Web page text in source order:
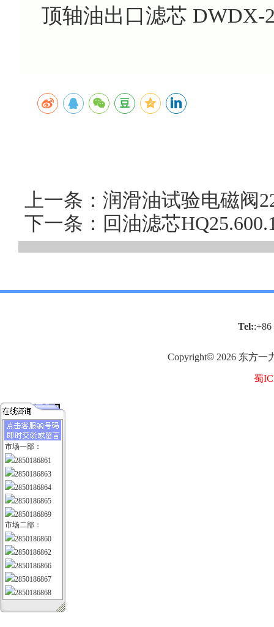
顶轴油出口滤芯 DWDX-
上一条：润滑油试验电磁阀
下一条：回油滤芯
Tel::+86
Copyright© 2026 东方一
蜀
市场一部：
2850186861
2850186863
2850186864
2850186865
2850186869
市场二部：
2850186860
2850186862
2850186866
2850186867
2850186868